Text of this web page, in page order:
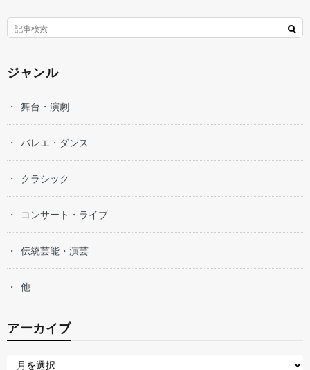
ジャンル
舞台・演劇
バレエ・ダンス
クラシック
コンサート・ライブ
伝統芸能・演芸
他
アーカイブ